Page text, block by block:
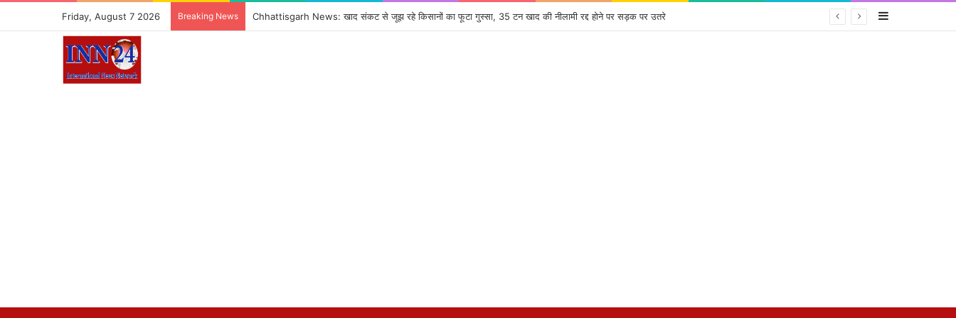
Friday, August 7 2026 Breaking News Chhattisgarh News: खाद संकट से जूझ रहे किसानों का फूटा गुस्सा, 35 टन खाद की नीलामी रद्द होने पर सड़क पर उतरे Sidebar